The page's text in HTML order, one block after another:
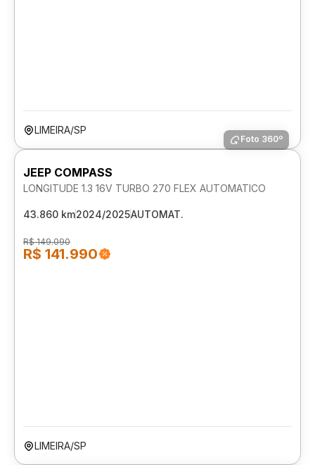
LIMEIRA/SP
Foto 360º
JEEP COMPASS
LONGITUDE 1.3 16V TURBO 270 FLEX AUTOMATICO
43.860 km2024/2025AUTOMAT.
R$ 149.090
R$ 141.990
LIMEIRA/SP